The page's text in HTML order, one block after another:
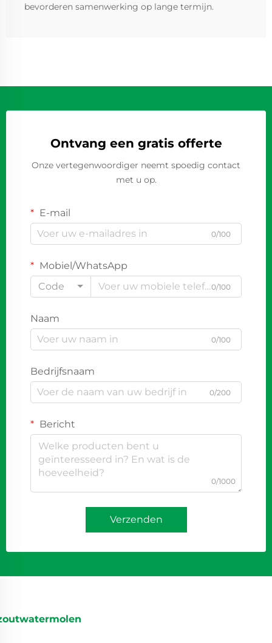
bevorderen samenwerking op lange termijn.
Ontvang een gratis offerte
Onze vertegenwoordiger neemt spoedig contact
met u op.
E-mail
0/100
Mobiel/WhatsApp
Code
0/100
Naam
0/100
Bedrijfsnaam
0/200
Bericht
0/1000
Verzenden